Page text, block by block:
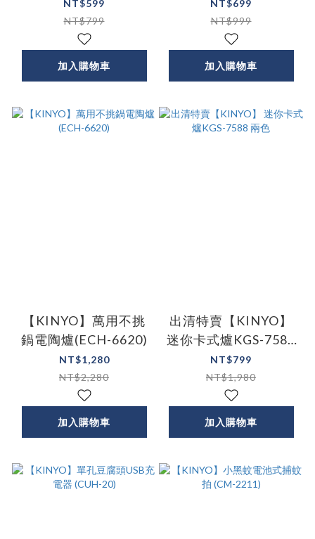
NT$599
NT$799
加入購物車
NT$699
NT$999
加入購物車
【KINYO】萬用不挑
鍋電陶爐(ECH-6620)
NT$1,280
NT$2,280
加入購物車
出清特賣【KINYO】
迷你卡式爐KGS-7588
兩色
NT$799
NT$1,980
加入購物車